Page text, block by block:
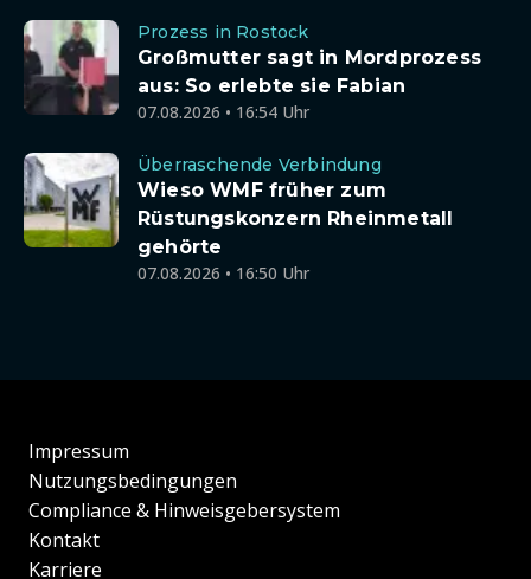
Prozess in Rostock
Großmutter sagt in Mordprozess
aus: So erlebte sie Fabian
07.08.2026 • 16:54 Uhr
Überraschende Verbindung
Wieso WMF früher zum
Rüstungskonzern Rheinmetall
gehörte
07.08.2026 • 16:50 Uhr
Impressum
Nutzungsbedingungen
Compliance & Hinweisgebersystem
Kontakt
Karriere